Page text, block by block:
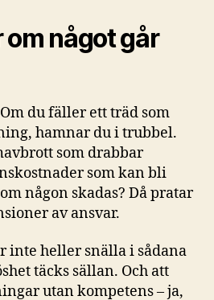
om något går
du fäller ett träd som
hamnar du i trubbel.
som drabbar
som kan bli
någon skadas? Då pratar
av ansvar.
inte heller snälla i sådana
täcks sällan. Och att
utan kompetens – ja,